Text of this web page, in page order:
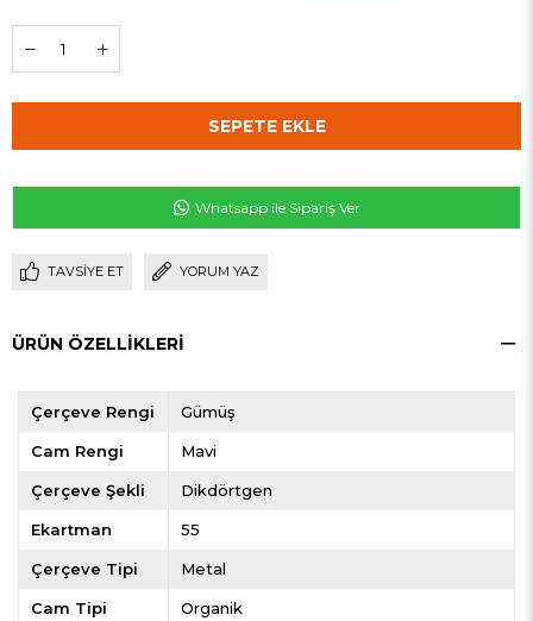
Whatsapp ile Sipariş Ver
TAVSIYE ET YORUM YAZ
ÜRÜN ÖZELLIKLERI
Çerçeve Rengi Gümüş
Cam Rengi Mavi
Çerçeve Şekli Dikdörtgen
Ekartman 55
Çerçeve Tipi Metal
Cam Tipi Organik